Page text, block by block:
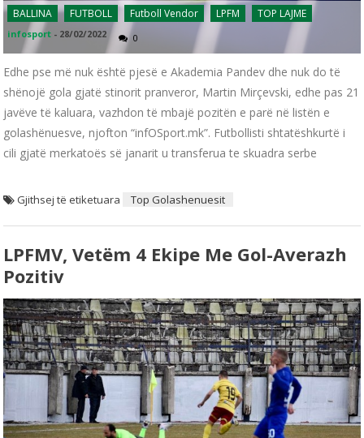
BALLINA FUTBOLL Futboll Vendor LPFM TOP LAJME
infosport - 28/02/2022 0
Edhe pse më nuk është pjesë e Akademia Pandev dhe nuk do të
shënojë gola gjatë stinorit pranveror, Martin Mirçevski, edhe pas 21
javëve të kaluara, vazhdon të mbajë pozitën e parë në listën e
golashënuesve, njofton “infOSport.mk”. Futbollisti shtatëshkurtë i
cili gjatë merkatoës së janarit u transferua te skuadra serbe
Gjithsej të etiketuara Top Golashenuesit
LPFMV, Vetëm 4 Ekipe Me Gol-Averazh
Pozitiv